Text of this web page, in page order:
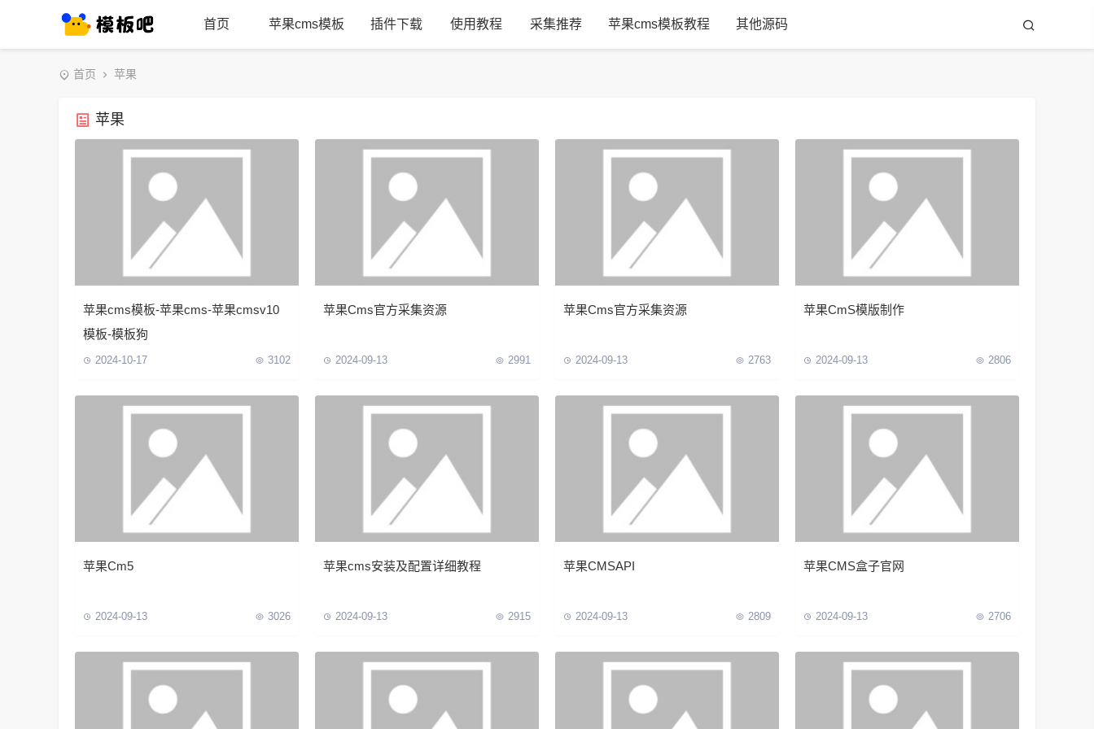
首页 苹果cms模板 插件下载 使用教程 采集推荐 苹果cms模板教程 其他源码
首页 苹果
苹果
苹果cms模板-苹果cms-苹果cmsv10
模板-模板狗
2024-10-17 3102
苹果Cms官方采集资源
2024-09-13 2991
苹果Cms官方采集资源
2024-09-13 2763
苹果CmS模版制作
2024-09-13 2806
苹果Cm5
2024-09-13 3026
苹果cms安装及配置详细教程
2024-09-13 2915
苹果CMSAPI
2024-09-13 2809
苹果CMS盒子官网
2024-09-13 2706